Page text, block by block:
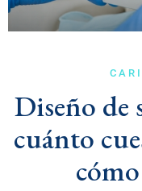
Diseño de
cuánto